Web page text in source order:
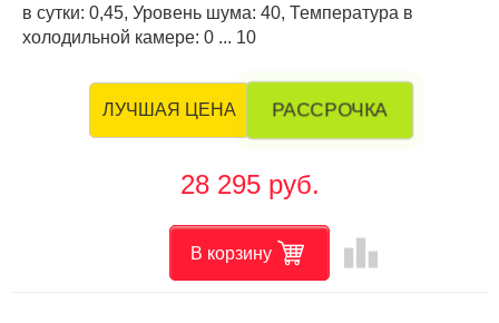
в сутки: 0,45, Уровень шума: 40, Температура в
холодильной камере: 0 ... 10
ЛУЧШАЯ ЦЕНА РАССРОЧКА
28 295 руб.
В корзину leaderboard